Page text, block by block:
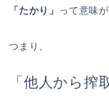
「たかり」
って意味
つまり、
「他人から搾